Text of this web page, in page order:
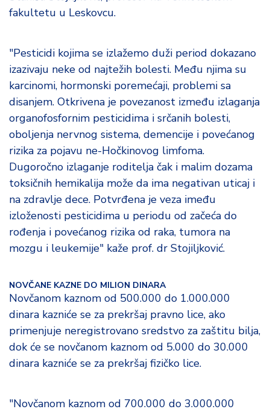
fakultetu u Leskovcu.
"Pesticidi kojima se izlažemo duži period dokazano
izazivaju neke od najtežih bolesti. Među njima su
karcinomi, hormonski poremećaji, problemi sa
disanjem. Otkrivena je povezanost između izlaganja
organofosfornim pesticidima i srčanih bolesti,
oboljenja nervnog sistema, demencije i povećanog
rizika za pojavu ne-Hočkinovog limfoma.
Dugoročno izlaganje roditelja čak i malim dozama
toksičnih hemikalija može da ima negativan uticaj i
na zdravlje dece. Potvrđena je veza imeđu
izloženosti pesticidima u periodu od začeća do
rođenja i povećanog rizika od raka, tumora na
mozgu i leukemije" kaže prof. dr Stojiljković.
NOVČANE KAZNE DO MILION DINARA
Novčanom kaznom od 500.000 do 1.000.000
dinara kazniće se za prekršaj pravno lice, ako
primenjuje neregistrovano sredstvo za zaštitu bilja,
dok će se novčanom kaznom od 5.000 do 30.000
dinara kazniće se za prekršaj fizičko lice.
"Novčanom kaznom od 700.000 do 3.000.000